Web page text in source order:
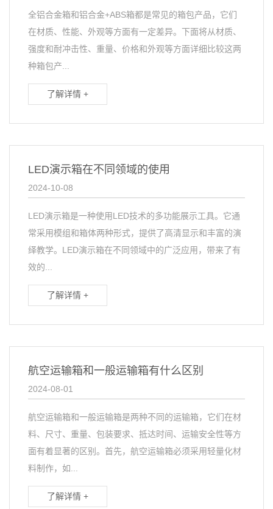
全铝合金箱和铝合金+ABS箱都是常见的箱包产品，它们
在材质、性能、外观等方面有一定差异。下面将从材质、
强度和耐冲击性、重量、价格和外观等方面详细比较这两
种箱包产...
了解详情 +
LED演示箱在不同领域的使用
2024-10-08
LED演示箱是一种使用LED技术的多功能展示工具。它通
常采用模组和箱体两种形式，提供了高清显示和丰富的演
绎教学。LED演示箱在不同领域中的广泛应用，带来了有
效的...
了解详情 +
航空运输箱和一般运输箱有什么区别
2024-08-01
航空运输箱和一般运输箱是两种不同的运输箱，它们在材
料、尺寸、重量、包装要求、抵达时间、运输安全性等方
面有着显著的区别。首先，航空运输箱必须采用轻量化材
料制作，如...
了解详情 +